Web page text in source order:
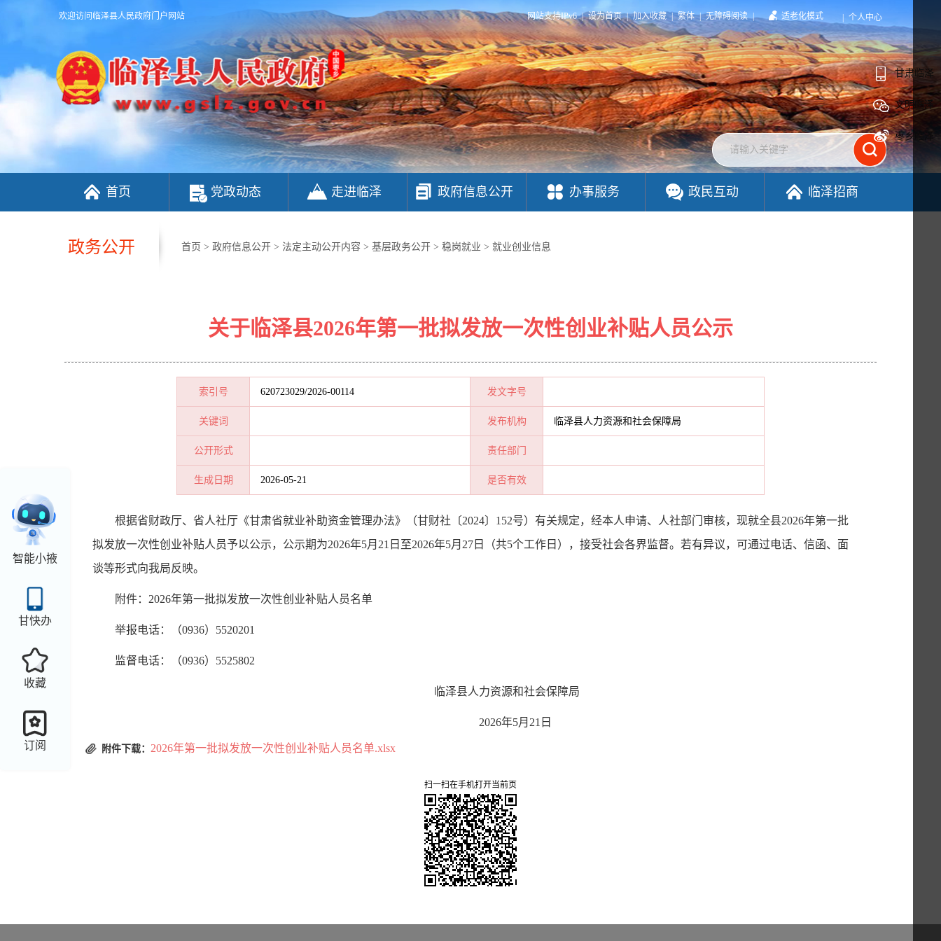
欢迎访问临泽县人民政府门户网站 网站支持IPv6 | 设为首页 | 加入收藏 | 繁体 | 无障碍阅读 | 适老化模式 个人中心
首页 党政动态 走进临泽 政府信息公开 办事服务 政民互动 临泽招商
智能小掖
甘快办
收藏
订阅
政务公开 首页 > 政府信息公开 > 法定主动公开内容 > 基层政务公开 > 稳岗就业 > 就业创业信息
关于临泽县2026年第一批拟发放一次性创业补贴人员公示
索引号 620723029/2026-00114 发文字号
关键词 发布机构 临泽县人力资源和社会保障局
公开形式 责任部门
生成日期 2026-05-21 是否有效
根据省财政厅、省人社厅《甘肃省就业补助资金管理办法》（甘财社〔2024〕 152号） 有关规定，经本人申请、人社部门审核，现就全县2026年第一批
拟发放一次性创业补贴人员予以公示，公示期为2026年5月21日至2026年5月27日（共5个工作日），接受社会各界监督。若有异议，可通过电话、信函、面
谈等形式向我局反映。
附件： 2026年第一批拟发放一次性创业补贴人员名单
举报电话：（0936）5520201
监督电话：（0936）5525802
临泽县人力资源和社会保障局
2026年5月 21 日
附件下载： 2026年第一批拟发放一次性创业补贴人员名单.xlsx
扫一扫在手机打开当前页
甘肃临泽
文明临泽
枣乡临泽